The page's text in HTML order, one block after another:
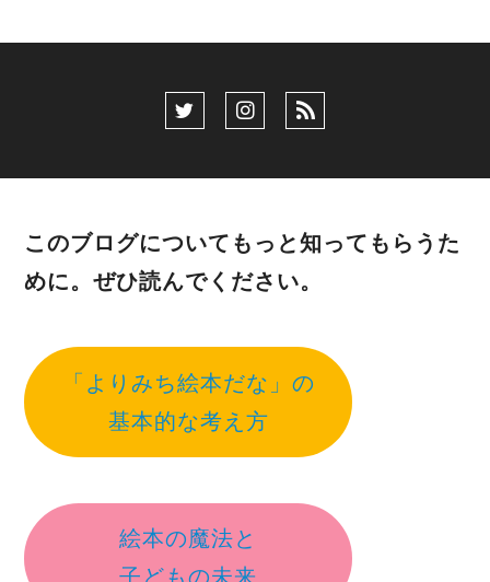
このブログについてもっと知ってもらうた
めに。ぜひ読んでください。
「よりみち絵本だな」の
基本的な考え方
絵本の魔法と